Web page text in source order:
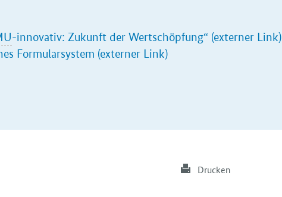
-innovativ: Zukunft der Wertschöpfung“ (externer Link)
Formularsystem (externer Link)
Drucken